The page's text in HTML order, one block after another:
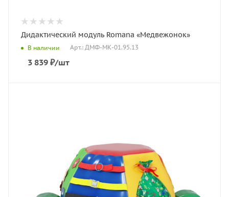
Дидактический модуль Romana «Медвежонок»
В наличии Арт.: ДМФ-МК-01.95.13
3 839 ₽/шт